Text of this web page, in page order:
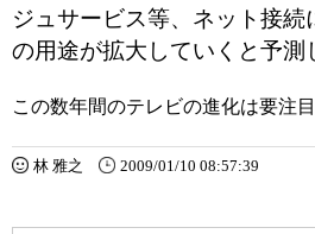
ジュサービス等、ネット接
の用途が拡大していくと予測
この数年間のテレビの進化は要注目
林 雅之 2009/01/10 08:57:39